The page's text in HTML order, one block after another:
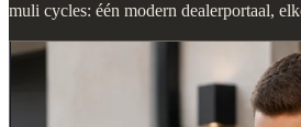
muli cycles: één modern dealerportaal,